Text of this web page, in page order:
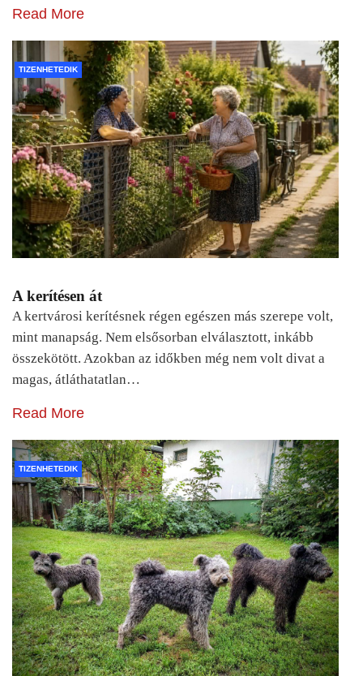
Read More
TIZENHETEDIK
A kerítésen át
A kertvárosi kerítésnek régen egészen más szerepe volt,
mint manapság. Nem elsősorban elválasztott, inkább
összekötött. Azokban az időkben még nem volt divat a
magas, átláthatatlan…
Read More
TIZENHETEDIK